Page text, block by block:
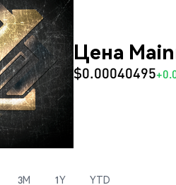
Цена
$0.00040495
3M 1Y YTD